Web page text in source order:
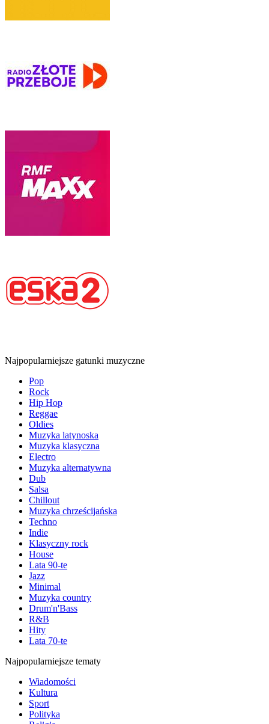
Najpopularniejsze gatunki muzyczne
Pop
Rock
Hip Hop
Reggae
Oldies
Muzyka latynoska
Muzyka klasyczna
Electro
Muzyka alternatywna
Dub
Salsa
Chillout
Muzyka chrześcijańska
Techno
Indie
Klasyczny rock
House
Lata 90-te
Jazz
Minimal
Muzyka country
Drum'n'Bass
R&B
Hity
Lata 70-te
Najpopularniejsze tematy
Wiadomości
Kultura
Sport
Polityka